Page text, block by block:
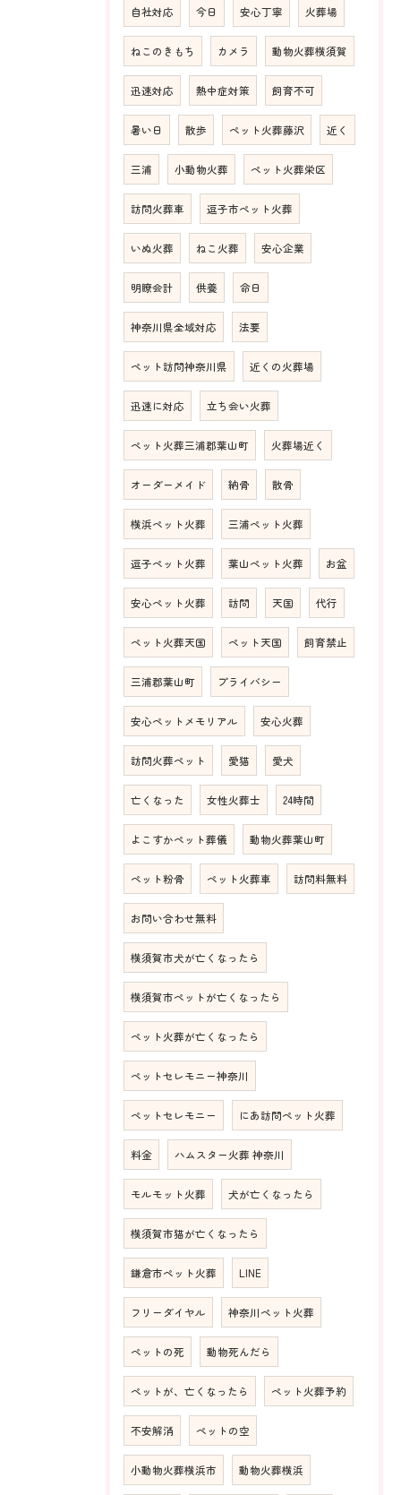
自社対応 今日 安心丁寧 火葬場
ねこのきもち カメラ 動物火葬横須賀
迅速対応 熱中症対策 飼育不可
暑い日 散歩 ペット火葬藤沢 近く
三浦 小動物火葬 ペット火葬栄区
訪問火葬車 逗子市ペット火葬
いぬ火葬 ねこ火葬 安心企業
明瞭会計 供養 命日
神奈川県全域対応 法要
ペット訪問神奈川県 近くの火葬場
迅速に対応 立ち会い火葬
ペット火葬三浦郡葉山町 火葬場近く
オーダーメイド 納骨 散骨
横浜ペット火葬 三浦ペット火葬
逗子ペット火葬 葉山ペット火葬 お盆
安心ペット火葬 訪問 天国 代行
ペット火葬天国 ペット天国 飼育禁止
三浦郡葉山町 プライバシー
安心ペットメモリアル 安心火葬
訪問火葬ペット 愛猫 愛犬
亡くなった 女性火葬士 24時間
よこすかペット葬儀 動物火葬葉山町
ペット粉骨 ペット火葬車 訪問料無料
お問い合わせ無料
横須賀市犬が亡くなったら
横須賀市ペットが亡くなったら
ペット火葬が亡くなったら
ペットセレモニー神奈川
ペットセレモニー にあ訪問ペット火葬
料金 ハムスター火葬 神奈川
モルモット火葬 犬が亡くなったら
横須賀市猫が亡くなったら
鎌倉市ペット火葬 LINE
フリーダイヤル 神奈川ペット火葬
ペットの死 動物死んだら
ペットが、亡くなったら ペット火葬予約
不安解消 ペットの空
小動物火葬横浜市 動物火葬横浜